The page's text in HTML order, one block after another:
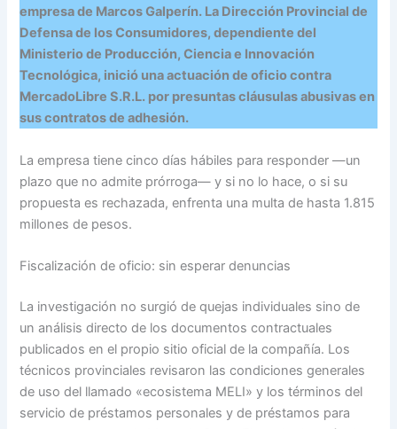
empresa de Marcos Galperín. La Dirección Provincial de
Defensa de los Consumidores, dependiente del
Ministerio de Producción, Ciencia e Innovación
Tecnológica, inició una actuación de oficio contra
MercadoLibre S.R.L. por presuntas cláusulas abusivas en
sus contratos de adhesión.
La empresa tiene cinco días hábiles para responder —un
plazo que no admite prórroga— y si no lo hace, o si su
propuesta es rechazada, enfrenta una multa de hasta 1.815
millones de pesos.
Fiscalización de oficio: sin esperar denuncias
La investigación no surgió de quejas individuales sino de
un análisis directo de los documentos contractuales
publicados en el propio sitio oficial de la compañía. Los
técnicos provinciales revisaron las condiciones generales
de uso del llamado «ecosistema MELI» y los términos del
servicio de préstamos personales y de préstamos para